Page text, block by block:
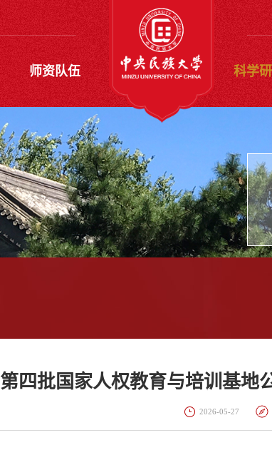
师资队伍 科学
第四批国家人权教育与培训基地
2026-05-27